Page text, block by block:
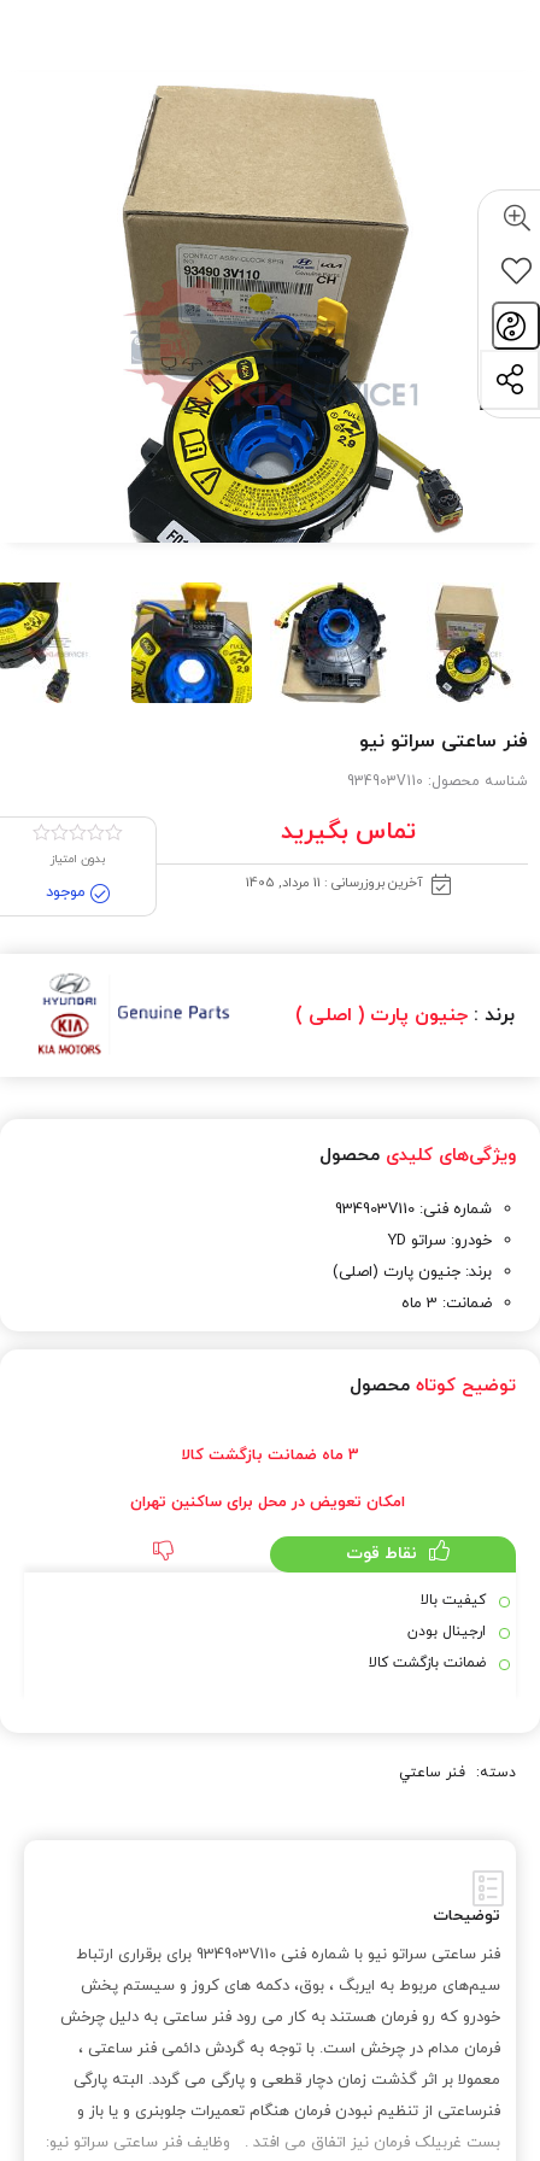
فنر ساعتی سراتو نیو
شناسه محصول: 934903V110
تماس بگیرید
آخرین بروزرسانی : 11 مرداد, 1405
بدون امتیاز
موجود
برند :جنیون پارت ( اصلی )
ویژگی‌های کلیدی محصول
شماره فنی: 934903V110
خودرو: سراتو YD
برند: جنیون پارت (اصلی)
ضمانت: 3 ماه
توضیح کوتاه محصول
3 ماه ضمانت بازگشت کالا
امکان تعویض در محل برای ساکنین تهران
نقاط قوت
کیفیت بالا
ارجینال بودن
ضمانت بازگشت کالا
دسته: فنر ساعتي
توضیحات
فنر ساعتی سراتو نیو با شماره فنی 934903V110 برای برقراری ارتباط
سیم‌های مربوط به ایربگ ، بوق، دکمه های کروز و سیستم پخش
خودرو که رو فرمان هستند به کار می رود فنر ساعتی به دلیل چرخش
فرمان مدام در چرخش است. با توجه به گردش دائمی فنر ساعتی ،
معمولا بر اثر گذشت زمان دچار قطعی و پارگی می گردد. البته پارگی
فنرساعتی از تنظیم نبودن فرمان هنگام تعمیرات جلوبنری و یا باز و
بست غربیلک فرمان نیز اتفاق می افتد . وظایف فنر ساعتی سراتو نیو: